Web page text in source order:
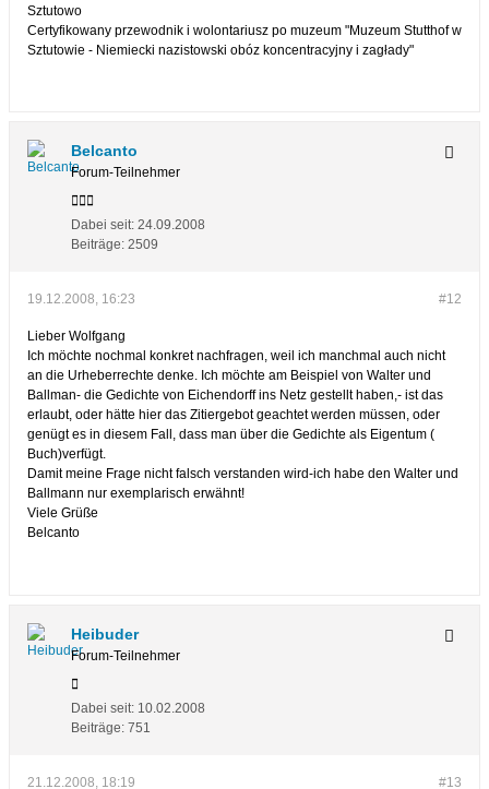
Sztutowo
Certyfikowany przewodnik i wolontariusz po muzeum "Muzeum Stutthof w
Sztutowie - Niemiecki nazistowski obóz koncentracyjny i zagłady"
Belcanto
Forum-Teilnehmer
Dabei seit: 24.09.2008
Beiträge: 2509
#12
19.12.2008, 16:23
Lieber Wolfgang
Ich möchte nochmal konkret nachfragen, weil ich manchmal auch nicht
an die Urheberrechte denke. Ich möchte am Beispiel von Walter und
Ballman- die Gedichte von Eichendorff ins Netz gestellt haben,- ist das
erlaubt, oder hätte hier das Zitiergebot geachtet werden müssen, oder
genügt es in diesem Fall, dass man über die Gedichte als Eigentum (
Buch)verfügt.
Damit meine Frage nicht falsch verstanden wird-ich habe den Walter und
Ballmann nur exemplarisch erwähnt!
Viele Grüße
Belcanto
Heibuder
Forum-Teilnehmer
Dabei seit: 10.02.2008
Beiträge: 751
#13
21.12.2008, 18:19